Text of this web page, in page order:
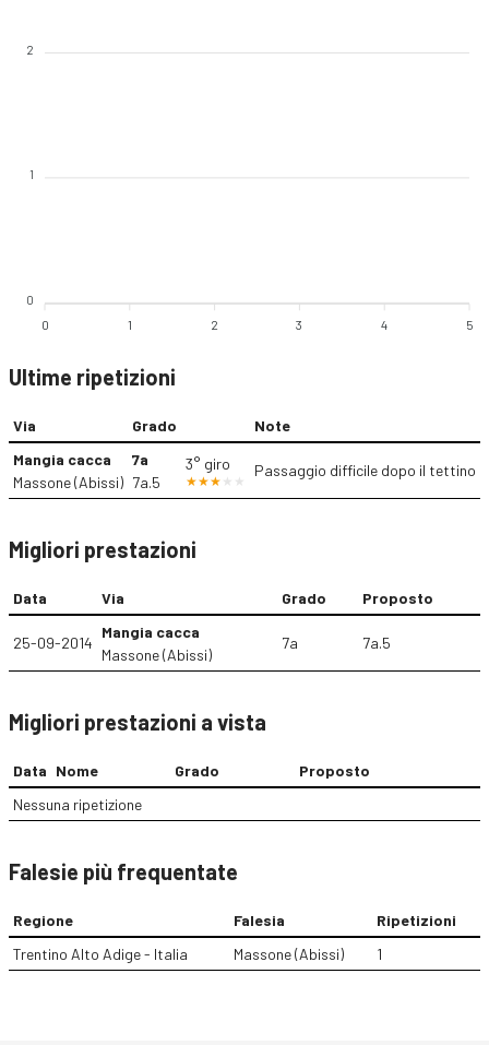
2
1
0
0 1 2 3 4 5
Ultime ripetizioni
Via Grado
Note
Mangia cacca
Massone (Abissi)
7a
7a.5
3° giro Passaggio difficile dopo il tettino
Migliori prestazioni
Data Via Grado Proposto
25-09-2014
Mangia cacca
Massone (Abissi)
7a 7a.5
Migliori prestazioni a vista
Data Nome Grado
Proposto
Nessuna ripetizione
Falesie più frequentate
Regione Falesia
Ripetizioni
Trentino Alto Adige - Italia
Massone (Abissi) 1